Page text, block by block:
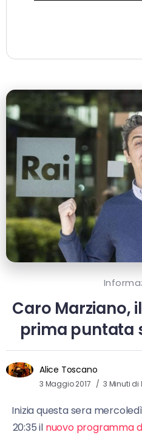
Caro Marziano,
prima puntata
Alice Toscano
3 Maggio 2017 3 Minuti di
Inizia questa sera
20:35 ilnuovo programma